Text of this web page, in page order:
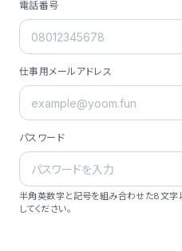
電話番号
仕事用メールアドレス
パスワード
半角英数字と記号を組み合わせた8文字
してください。